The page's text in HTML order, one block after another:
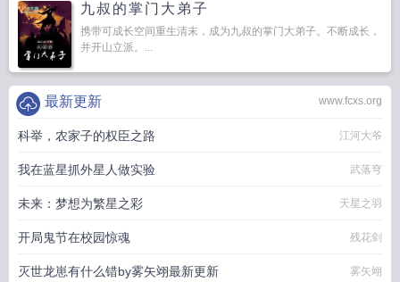
九叔的掌门大弟子
携带可成长空间重生清末，成为九叔的掌门大弟子。不断成长，
并开山立派。...
www.fcxs.org
最新更新
科举，农家子的权臣之路 江河大爷
我在蓝星抓外星人做实验 武落穹
未来：梦想为繁星之彩 天星之羽
开局鬼节在校园惊魂 残花剑
灭世龙崽有什么错by雾矢翊最新更新 雾矢翊